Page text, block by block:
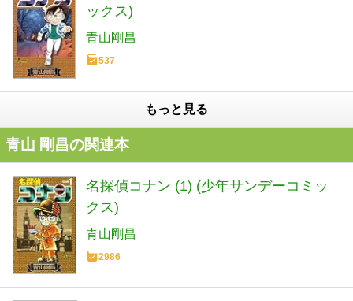
ックス)
青山剛昌
537
もっと見る
青山 剛昌の関連本
名探偵コナン (1) (少年サンデーコミッ
クス)
青山剛昌
2986